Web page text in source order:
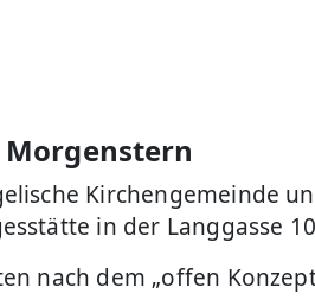
Morgenstern
Kirchengemeinde
in der Langgasse
nach dem „offen